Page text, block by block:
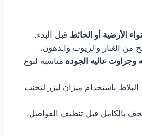
الأرضية أو الحائط قبل البدء.
الغبار والزيوت والدهون.
وجراوت عالية الجودة مناسبة لنوع
باستخدام ميزان ليزر لتجنب
بالكامل قبل تنظيف الفواصل.